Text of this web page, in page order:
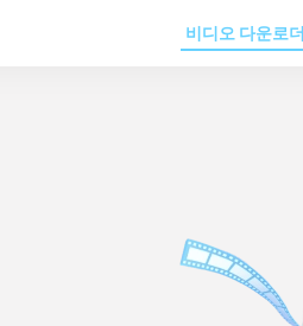
비디오 다운로더